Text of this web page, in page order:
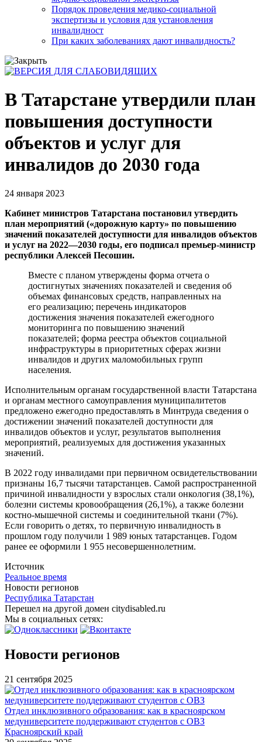
Порядок проведения медико-социальной
экспертизы и условия для установления
инвалидност
При каких заболеваниях дают инвалидность?
В Татарстане утвердили план
повышения доступности
объектов и услуг для
инвалидов до 2030 года
24 января 2023
Кабинет министров Татарстана постановил утвердить
план мероприятий («дорожную карту» по повышению
значений показателей доступности для инвалидов объектов
и услуг на 2022—2030 годы, его подписал премьер-министр
республики Алексей Песошин.
Вместе с планом утверждены форма отчета о
достигнутых значениях показателей и сведения об
объемах финансовых средств, направленных на
его реализацию; перечень индикаторов
достижения значения показателей ежегодного
мониторинга по повышению значений
показателей; форма реестра объектов социальной
инфраструктуры в приоритетных сферах жизни
инвалидов и других маломобильных групп
населения.
Исполнительным органам государственной власти Татарстана
и органам местного самоуправления муниципалитетов
предложено ежегодно предоставлять в Минтруда сведения о
достижении значений показателей доступности для
инвалидов объектов и услуг, результатов выполнения
мероприятий, реализуемых для достижения указанных
значений.
В 2022 году инвалидами при первичном освидетельствовании
признаны 16,7 тысячи татарстанцев. Самой распространенной
причиной инвалидности у взрослых стали онкология (38,1%),
болезни системы кровообращения (26,1%), а также болезни
костно-мышечной системы и соединительной ткани (7%).
Если говорить о детях, то первичную инвалидность в
прошлом году получили 1 989 юных татарстанцев. Годом
ранее ее оформили 1 955 несовершеннолетним.
Источник
Реальное время
Новости регионов
Республика Татарстан
Перешел на другой домен citydisabled.ru
Мы в социальных сетях:
Новости регионов
21 сентября 2025
Отдел инклюзивного образования: как в красноярском
медуниверситете поддерживают студентов с ОВЗ
Красноярский край